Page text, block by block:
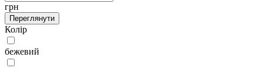
грн
Переглянути
Колір
бежевий